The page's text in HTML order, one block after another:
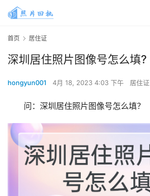
首页 居住证
深圳居住照片图像号怎么填?
hongyun001 4月 18, 2023 4:03 下午 居住证
问：深圳居住照片图像号怎么填？